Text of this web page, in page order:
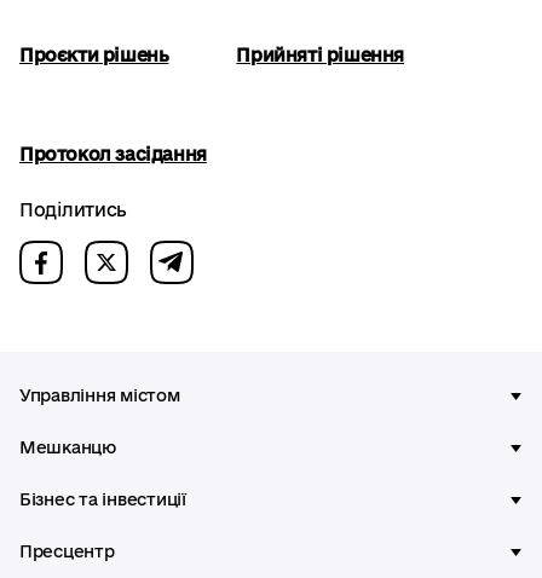
Проєкти рішень Прийняті рішення
Протокол засідання
Поділитись
Управління містом
Мешканцю
Бізнес та інвестиції
Пресцентр